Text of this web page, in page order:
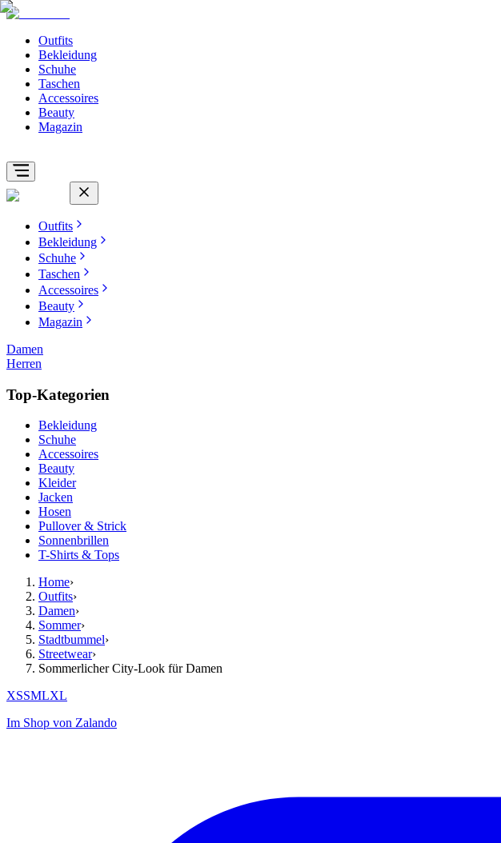
Outfits
Bekleidung
Schuhe
Taschen
Accessoires
Beauty
Magazin
Outfits
Bekleidung
Schuhe
Taschen
Accessoires
Beauty
Magazin
Damen
Herren
Top-Kategorien
Bekleidung
Schuhe
Accessoires
Beauty
Kleider
Jacken
Hosen
Pullover & Strick
Sonnenbrillen
T-Shirts & Tops
Home›
Outfits›
Damen›
Sommer›
Stadtbummel›
Streetwear›
Sommerlicher City-Look für Damen
XSSMLXL
Im Shop von Zalando